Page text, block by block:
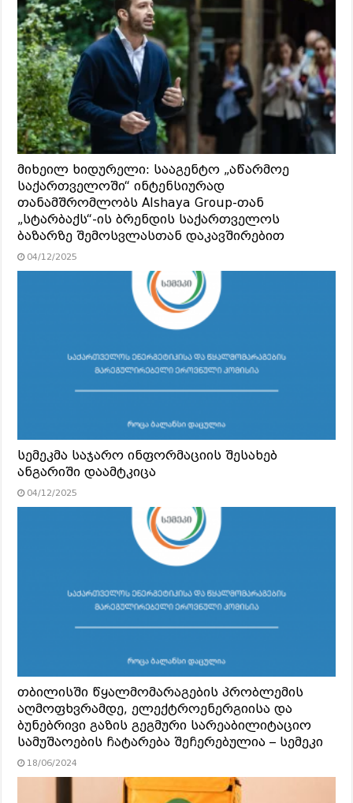
მიხეილ ხიდურელი: სააგენტო „აწარმოე
საქართველოში“ ინტენსიურად
თანამშრომლობს Alshaya Group-თან
„სტარბაქს“-ის ბრენდის საქართველოს
ბაზარზე შემოსვლასთან დაკავშირებით
04/12/2025
სემეკმა საჯარო ინფორმაციის შესახებ
ანგარიში დაამტკიცა
04/12/2025
თბილისში წყალმომარაგების პრობლემის
აღმოფხვრამდე, ელექტროენერგიისა და
ბუნებრივი გაზის გეგმური სარეაბილიტაციო
სამუშაოების ჩატარება შეჩერებულია – სემეკი
18/06/2024